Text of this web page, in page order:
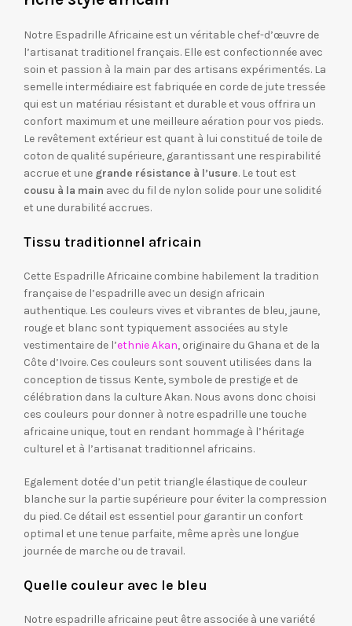
Notre Espadrille Africaine est un véritable chef-d’œuvre de
l’artisanat traditionel français. Elle est confectionnée avec
soin et passion à la main par des artisans expérimentés. La
semelle intermédiaire est fabriquée en corde de jute tressée
qui est un matériau résistant et durable et vous offrira un
confort maximum et une meilleure aération pour vos pieds.
Le revêtement extérieur est quant à lui constitué de toile de
coton de qualité supérieure, garantissant une respirabilité
accrue et une grande résistance à l’usure. Le tout est
cousu à la main avec du fil de nylon solide pour une solidité
et une durabilité accrues.
Tissu traditionnel africain
Cette Espadrille Africaine combine habilement la tradition
française de l’espadrille avec un design africain
authentique. Les couleurs vives et vibrantes de bleu, jaune,
rouge et blanc sont typiquement associées au style
vestimentaire de l’ethnie Akan, originaire du Ghana et de la
Côte d’Ivoire. Ces couleurs sont souvent utilisées dans la
conception de tissus Kente, symbole de prestige et de
célébration dans la culture Akan. Nous avons donc choisi
ces couleurs pour donner à notre espadrille une touche
africaine unique, tout en rendant hommage à l’héritage
culturel et à l’artisanat traditionnel africains.
Egalement dotée d’un petit triangle élastique de couleur
blanche sur la partie supérieure pour éviter la compression
du pied. Ce détail est essentiel pour garantir un confort
optimal et une tenue parfaite, même après une longue
journée de marche ou de travail.
Quelle couleur avec le bleu
Notre espadrille africaine peut être associée à une variété